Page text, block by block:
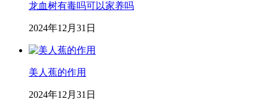
龙血树有毒吗可以家养吗
2024年12月31日
美人蕉的作用
2024年12月31日